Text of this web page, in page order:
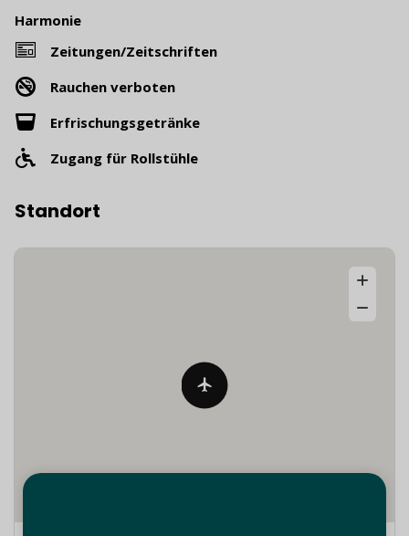
Harmonie
Zeitungen/Zeitschriften
Rauchen verboten
Erfrischungsgetränke
Zugang für Rollstühle
Standort